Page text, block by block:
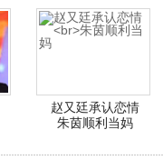
赵又廷承认恋情
朱茵顺利当妈